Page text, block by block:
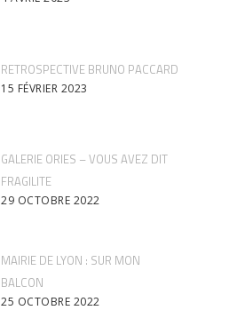
RETROSPECTIVE BRUNO PACCARD
15 FÉVRIER 2023
GALERIE ORIES – VOUS AVEZ DIT
FRAGILITE
29 OCTOBRE 2022
MAIRIE DE LYON : SUR MON
BALCON
25 OCTOBRE 2022